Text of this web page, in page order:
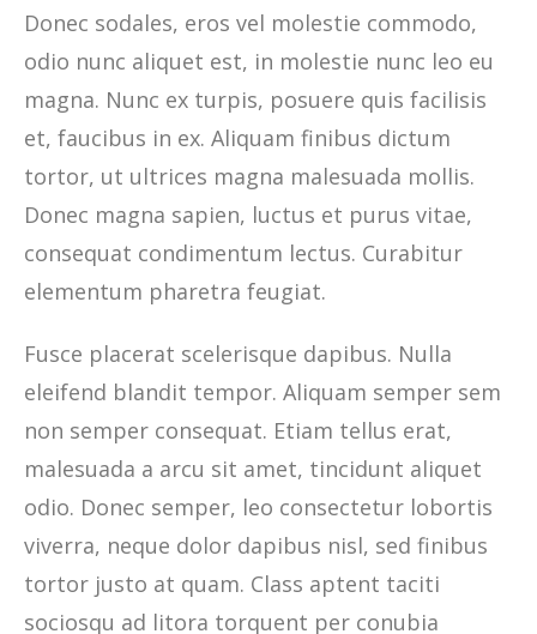
Donec sodales, eros vel molestie commodo,
odio nunc aliquet est, in molestie nunc leo eu
magna. Nunc ex turpis, posuere quis facilisis
et, faucibus in ex. Aliquam finibus dictum
tortor, ut ultrices magna malesuada mollis.
Donec magna sapien, luctus et purus vitae,
consequat condimentum lectus. Curabitur
elementum pharetra feugiat.
Fusce placerat scelerisque dapibus. Nulla
eleifend blandit tempor. Aliquam semper sem
non semper consequat. Etiam tellus erat,
malesuada a arcu sit amet, tincidunt aliquet
odio. Donec semper, leo consectetur lobortis
viverra, neque dolor dapibus nisl, sed finibus
tortor justo at quam. Class aptent taciti
sociosqu ad litora torquent per conubia